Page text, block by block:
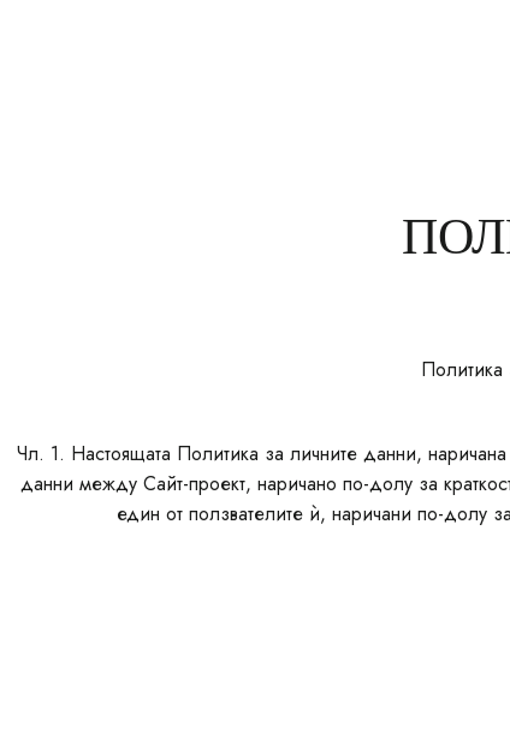
Политика
Чл. 1. Настоящата Политика за личните данни,
данни между Сайт-проект, наричано по-долу за
един от ползвателите ѝ, наричани по-долу